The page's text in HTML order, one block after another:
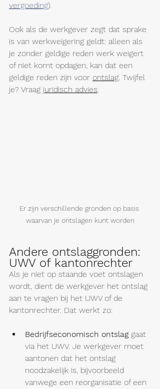
vergoeding).
Ook als de werkgever zegt dat sprake
is van werkweigering geldt: alleen als
je zonder geldige reden werk weigert
of niet komt opdagen, kan dat een
geldige reden zijn voor ontslag. Twijfel
je? Vraag juridisch advies.
Er zijn verschillende gronden op basis
waarvan je ontslagen kunt worden
Andere ontslaggronden:
UWV of kantonrechter
Als je niet op staande voet ontslagen
wordt, dient de werkgever het ontslag
aan te vragen bij het UWV of de
kantonrechter. Dat werkt zo:
Bedrijfseconomisch ontslag gaat
via het UWV. Je werkgever moet
aantonen dat het ontslag
noodzakelijk is, bijvoorbeeld
vanwege een reorganisatie of een